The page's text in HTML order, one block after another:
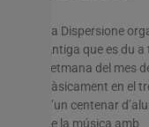
La Dispersione
Antiga que es du
setmana del mes
bàsicament en el
d’un centenar
de la música amb